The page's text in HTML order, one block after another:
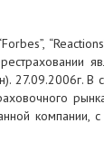
27.09.2006г.
компании,